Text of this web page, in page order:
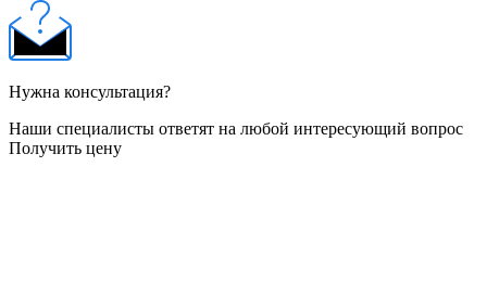
Нужна консультация?
Наши специалисты ответят на любой интересующий вопрос
Получить цену